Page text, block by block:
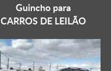
Guincho para
CARROS DE LEILÃO